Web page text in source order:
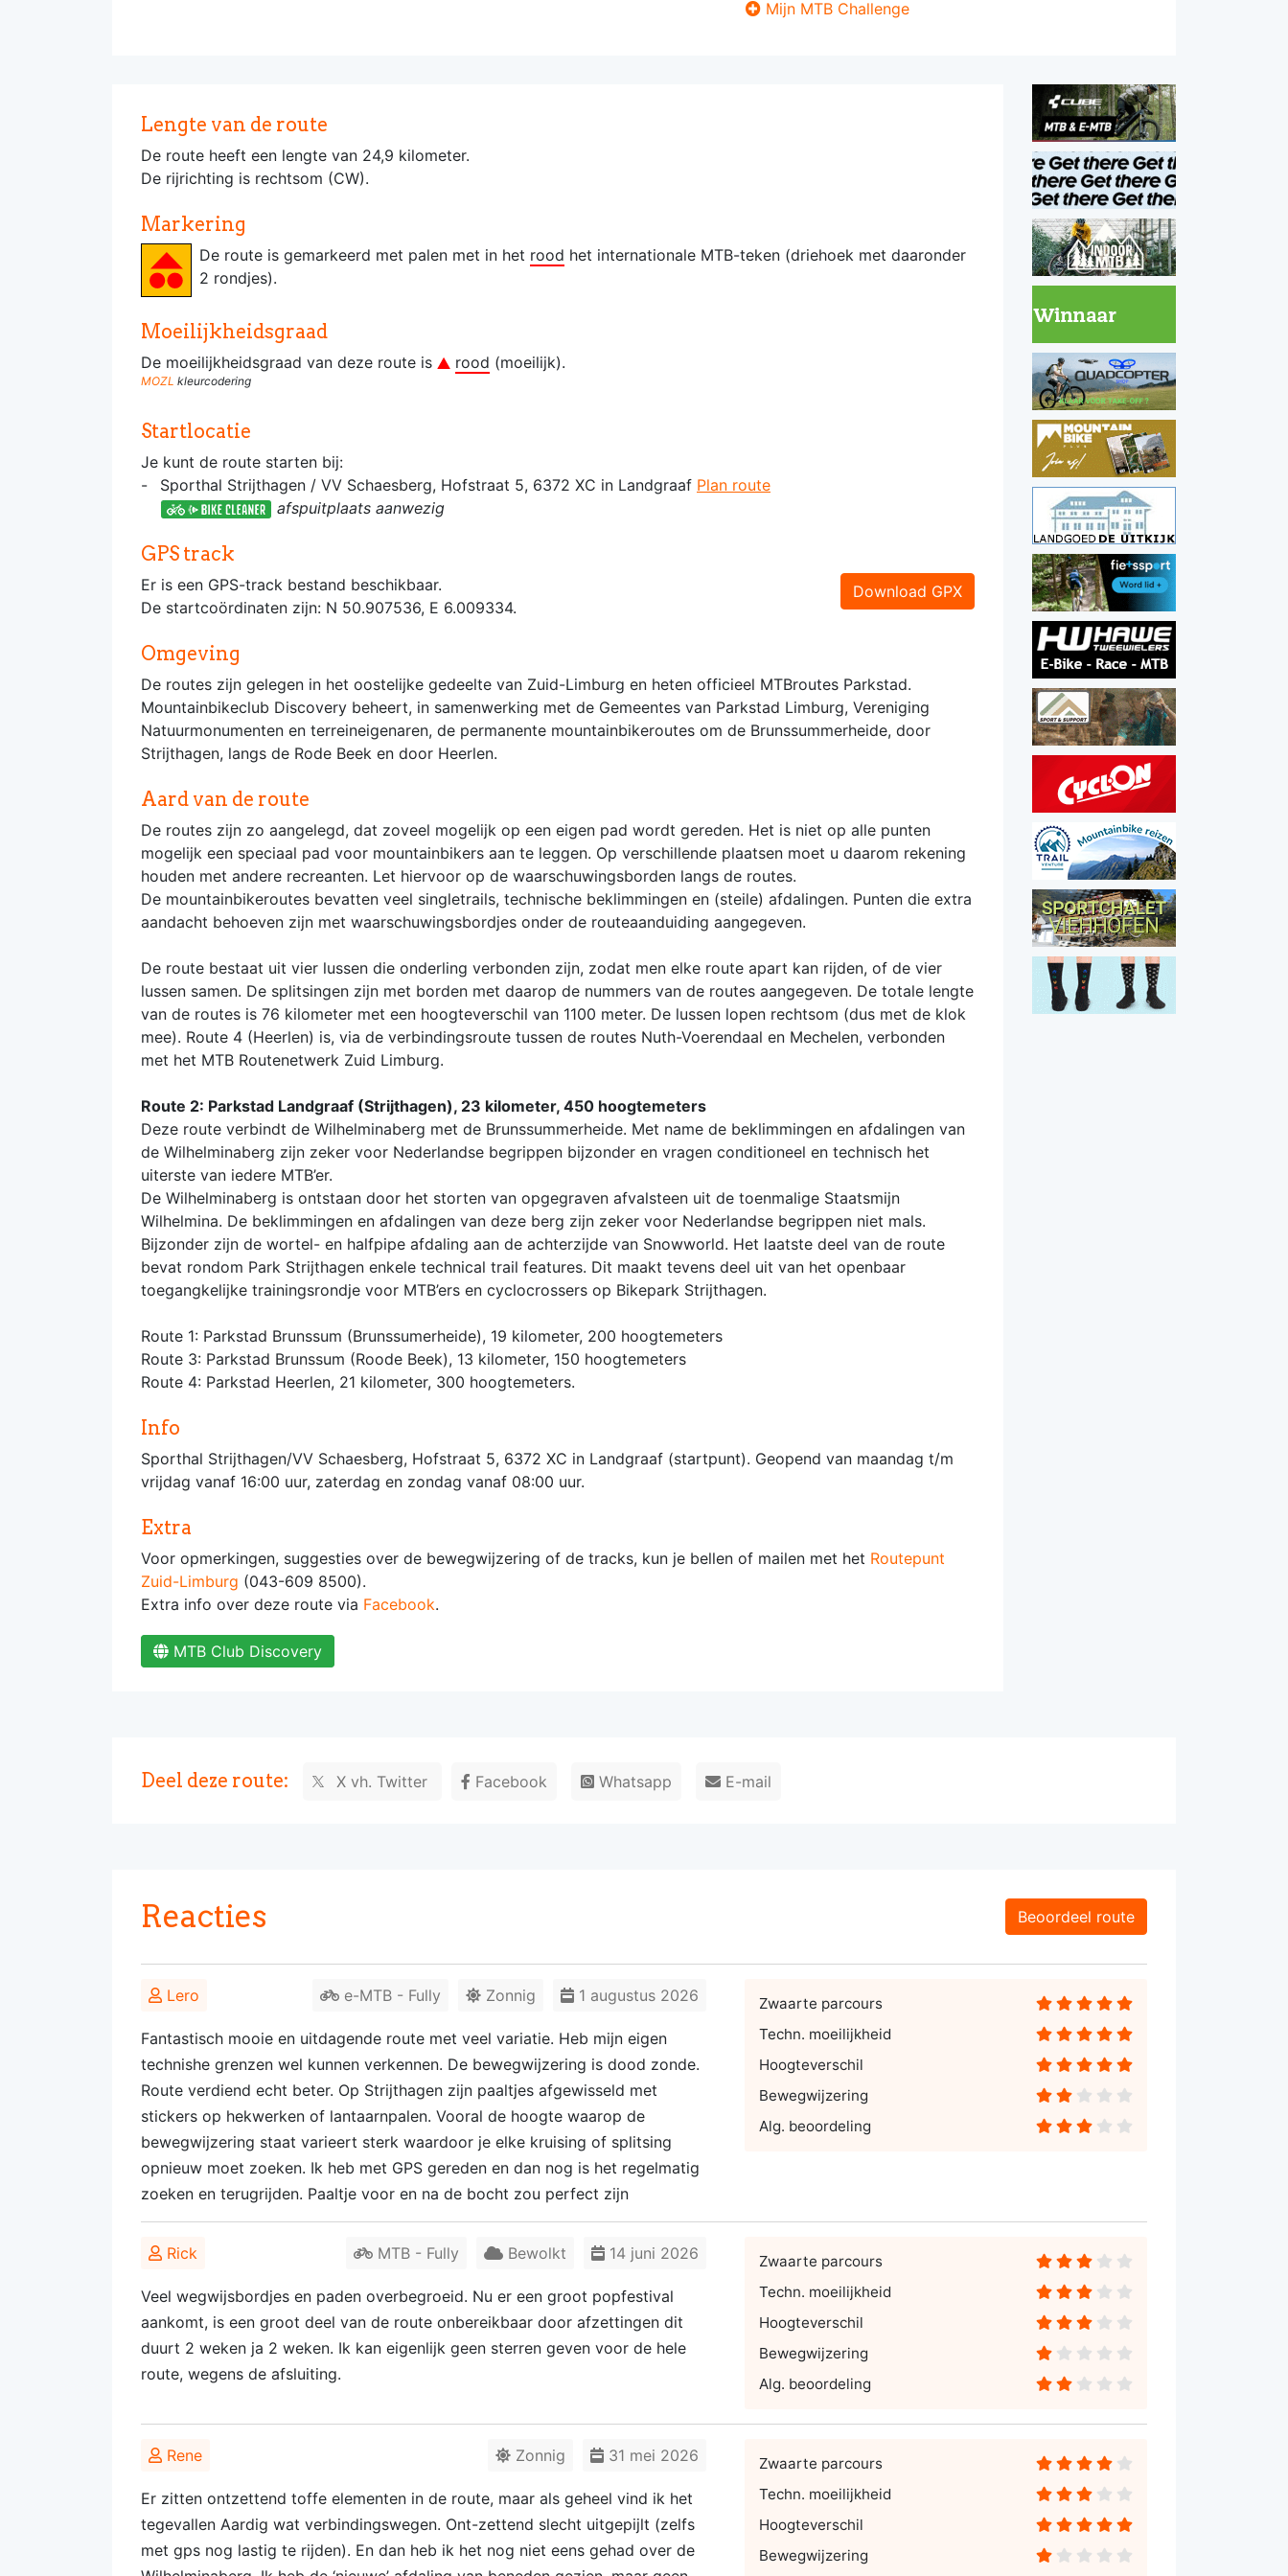
Mijn MTB Challenge
Lengte van de route
De route heeft een lengte van 24,9 kilometer.
De rijrichting is rechtsom (CW).
Markering
De route is gemarkeerd met palen met in het rood het internationale MTB-teken (driehoek met daaronder
2 rondjes).
Moeilijkheidsgraad
De moeilijkheidsgraad van deze route is rood (moeilijk).
MOZL kleurcodering
Startlocatie
Je kunt de route starten bij:
Sporthal Strijthagen / VV Schaesberg, Hofstraat 5, 6372 XC in Landgraaf Plan route
afspuitplaats aanwezig
GPS track
Download GPX
Er is een GPS-track bestand beschikbaar.
De startcoördinaten zijn: N 50.907536, E 6.009334.
Omgeving
De routes zijn gelegen in het oostelijke gedeelte van Zuid-Limburg en heten officieel MTBroutes Parkstad.
Mountainbikeclub Discovery beheert, in samenwerking met de Gemeentes van Parkstad Limburg, Vereniging
Natuurmonumenten en terreineigenaren, de permanente mountainbikeroutes om de Brunssummerheide, door
Strijthagen, langs de Rode Beek en door Heerlen.
Aard van de route
De routes zijn zo aangelegd, dat zoveel mogelijk op een eigen pad wordt gereden. Het is niet op alle punten
mogelijk een speciaal pad voor mountainbikers aan te leggen. Op verschillende plaatsen moet u daarom rekening
houden met andere recreanten. Let hiervoor op de waarschuwingsborden langs de routes.
De mountainbikeroutes bevatten veel singletrails, technische beklimmingen en (steile) afdalingen. Punten die extra
aandacht behoeven zijn met waarschuwingsbordjes onder de routeaanduiding aangegeven.
De route bestaat uit vier lussen die onderling verbonden zijn, zodat men elke route apart kan rijden, of de vier
lussen samen. De splitsingen zijn met borden met daarop de nummers van de routes aangegeven. De totale lengte
van de routes is 76 kilometer met een hoogteverschil van 1100 meter. De lussen lopen rechtsom (dus met de klok
mee). Route 4 (Heerlen) is, via de verbindingsroute tussen de routes Nuth-Voerendaal en Mechelen, verbonden
met het MTB Routenetwerk Zuid Limburg.
Route 2: Parkstad Landgraaf (Strijthagen), 23 kilometer, 450 hoogtemeters
Deze route verbindt de Wilhelminaberg met de Brunssummerheide. Met name de beklimmingen en afdalingen van
de Wilhelminaberg zijn zeker voor Nederlandse begrippen bijzonder en vragen conditioneel en technisch het
uiterste van iedere MTB’er.
De Wilhelminaberg is ontstaan door het storten van opgegraven afvalsteen uit de toenmalige Staatsmijn
Wilhelmina. De beklimmingen en afdalingen van deze berg zijn zeker voor Nederlandse begrippen niet mals.
Bijzonder zijn de wortel- en halfpipe afdaling aan de achterzijde van Snowworld. Het laatste deel van de route
bevat rondom Park Strijthagen enkele technical trail features. Dit maakt tevens deel uit van het openbaar
toegangkelijke trainingsrondje voor MTB’ers en cyclocrossers op Bikepark Strijthagen.
Route 1: Parkstad Brunssum (Brunssumerheide), 19 kilometer, 200 hoogtemeters
Route 3: Parkstad Brunssum (Roode Beek), 13 kilometer, 150 hoogtemeters
Route 4: Parkstad Heerlen, 21 kilometer, 300 hoogtemeters.
Info
Sporthal Strijthagen/VV Schaesberg, Hofstraat 5, 6372 XC in Landgraaf (startpunt). Geopend van maandag t/m
vrijdag vanaf 16:00 uur, zaterdag en zondag vanaf 08:00 uur.
Extra
Voor opmerkingen, suggesties over de bewegwijzering of de tracks, kun je bellen of mailen met het Routepunt
Zuid-Limburg (043-609 8500).
Extra info over deze route via Facebook.
MTB Club Discovery
Deel deze route: X vh. Twitter Facebook Whatsapp E-mail
Reacties Beoordeel route
Lero 1 augustus 2026
Zonnig
e-MTB - Fully
Fantastisch mooie en uitdagende route met veel variatie. Heb mijn eigen
technishe grenzen wel kunnen verkennen. De bewegwijzering is dood zonde.
Route verdiend echt beter. Op Strijthagen zijn paaltjes afgewisseld met
stickers op hekwerken of lantaarnpalen. Vooral de hoogte waarop de
bewegwijzering staat varieert sterk waardoor je elke kruising of splitsing
opnieuw moet zoeken. Ik heb met GPS gereden en dan nog is het regelmatig
zoeken en terugrijden. Paaltje voor en na de bocht zou perfect zijn
Zwaarte parcours
Techn. moeilijkheid
Hoogteverschil
Bewegwijzering
Alg. beoordeling
Rick 14 juni 2026
Bewolkt
MTB - Fully
Veel wegwijsbordjes en paden overbegroeid. Nu er een groot popfestival
aankomt, is een groot deel van de route onbereikbaar door afzettingen dit
duurt 2 weken ja 2 weken. Ik kan eigenlijk geen sterren geven voor de hele
route, wegens de afsluiting.
Zwaarte parcours
Techn. moeilijkheid
Hoogteverschil
Bewegwijzering
Alg. beoordeling
Rene 31 mei 2026
Zonnig
Er zitten ontzettend toffe elementen in de route, maar als geheel vind ik het
tegevallen Aardig wat verbindingswegen. Ont-zettend slecht uitgepijlt (zelfs
met gps nog lastig te rijden). En dan heb ik het nog niet eens gehad over de
Zwaarte parcours
Techn. moeilijkheid
Hoogteverschil
Bewegwijzering